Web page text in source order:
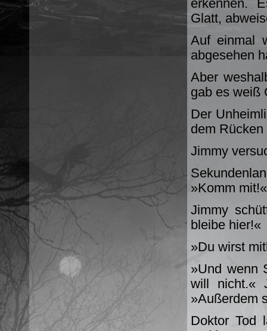
erkennen.
Glatt,
Auf einmal
abgesehen
Aber
gab es weiß
Der
dem
Jimmy
»Komm mit!«
Jimmy
bleibe hier!«
»Du wirst
»Und wenn
will nicht.«
»Außerdem
Doktor Tod